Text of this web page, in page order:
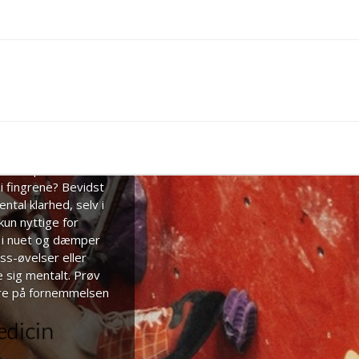
af livet.
fokus på
fingrene? Bevidst
klarhed, selv i
nyttige for
nuet og dæmper
øvelser eller
mentalt. Prøv
på fornemmelsen